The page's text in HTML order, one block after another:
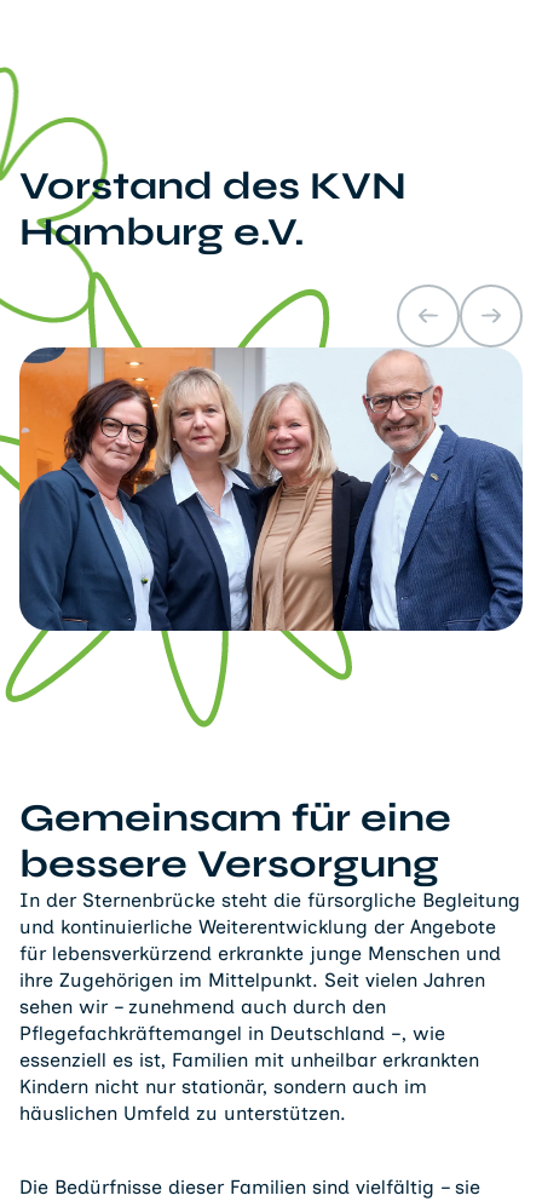
Vorstand des KVN
Hamburg e.V.
Gemeinsam für eine
bessere Versorgung
In der Sternenbrücke steht die fürsorgliche Begleitung
und kontinuierliche Weiterentwicklung der Angebote
für lebensverkürzend erkrankte junge Menschen und
ihre Zugehörigen im Mittelpunkt. Seit vielen Jahren
sehen wir – zunehmend auch durch den
Pflegefachkräftemangel in Deutschland –, wie
essenziell es ist, Familien mit unheilbar erkrankten
Kindern nicht nur stationär, sondern auch im
häuslichen Umfeld zu unterstützen.
Die Bedürfnisse dieser Familien sind vielfältig – sie